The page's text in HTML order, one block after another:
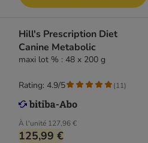
Hill's Prescription Diet
Canine Metabolic
maxi lot % : 48 x 200 g
À l'unité 127,96 €
125,99 €
Rating: 4.9/5 (11)